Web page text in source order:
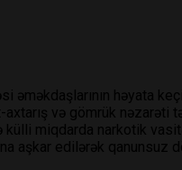
əməkdaşlarının həyata
və gömrük nəzarəti
külli miqdarda narkotik
aşkar edilərək qanunsuz